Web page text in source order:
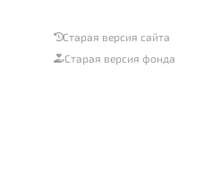
Старая версия сайта
Старая версия фонда